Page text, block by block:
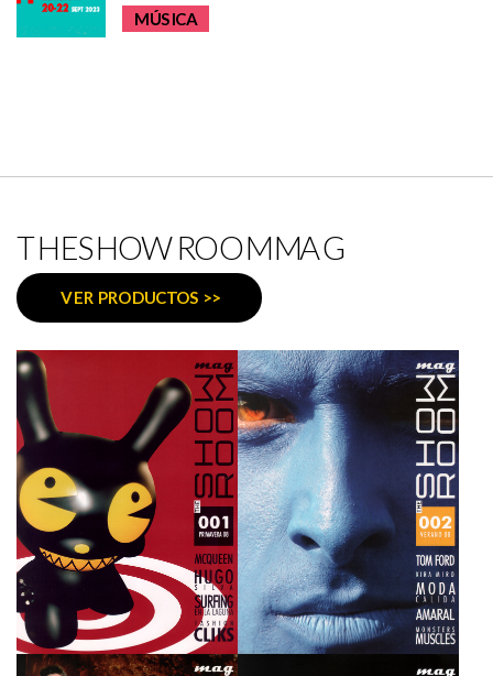
MÚSICA
THESHOWROOMMAG
VER PRODUCTOS >>